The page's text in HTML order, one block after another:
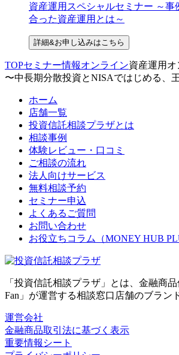
資産運用スペシャルセミナー ～事
合った資産運用とは～
詳細&お申し込みはこちら
TOPセミナー情報オンライン資産運用
〜中長期分散投資とNISAではじめる、
ホーム
店舗一覧
投資信託相談プラザとは
相談事例
体験レビュー・口コミ
ご相談の流れ
法人向けサービス
無料相談予約
セミナー申込
よくあるご質問
お問い合わせ
お役立ちコラム（MONEY HUB
「投資信託相談プラザ」とは、金融商
Fan」が運営する相談窓口店舗のブラン
運営会社
金融商品取引法に基づく表示
重要情報シート